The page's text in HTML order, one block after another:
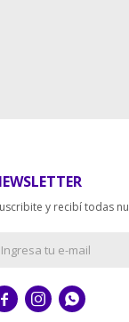
y recibí todas
  